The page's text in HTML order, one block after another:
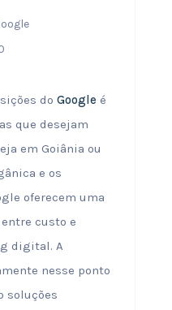
do Google é
que desejam
em Goiânia ou
e os
oferecem uma
custo e
digital. A
nesse ponto
soluções